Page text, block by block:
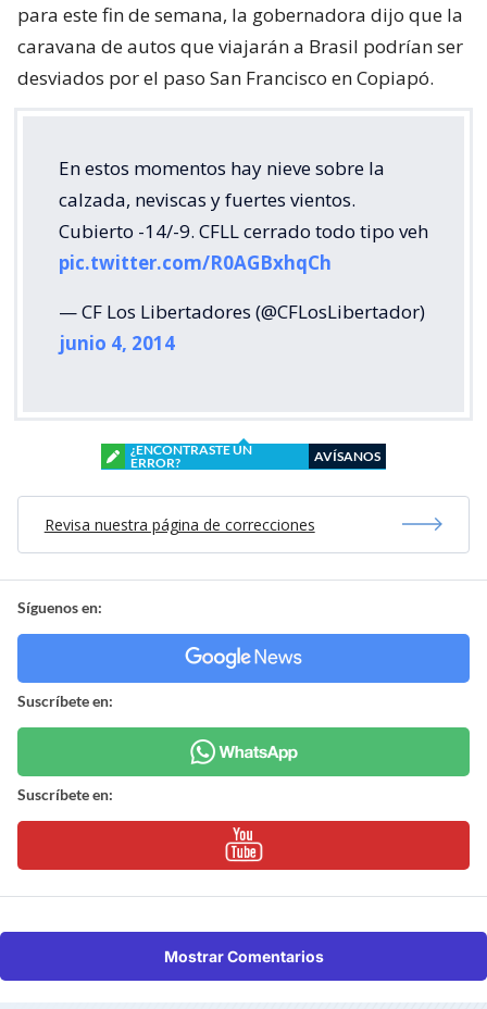
para este fin de semana, la gobernadora dijo que la
caravana de autos que viajarán a Brasil podrían ser
desviados por el paso San Francisco en Copiapó.
En estos momentos hay nieve sobre la
calzada, neviscas y fuertes vientos.
Cubierto -14/-9. CFLL cerrado todo tipo veh
pic.twitter.com/R0AGBxhqCh
— CF Los Libertadores (@CFLosLibertador)
junio 4, 2014
¿ENCONTRASTE UN
ERROR?
AVÍSANOS
Revisa nuestra página de correcciones
Síguenos en:
Suscríbete en:
Suscríbete en:
Mostrar Comentarios